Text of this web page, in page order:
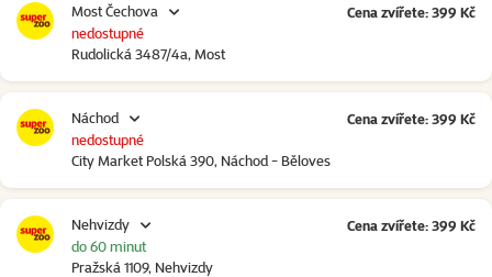
Most Čechova
Rudolická 3487/4a, Most
nedostupné
Cena zvířete: 399 Kč
Náchod
City Market Polská 390, Náchod - Běloves
nedostupné
Cena zvířete: 399 Kč
Nehvizdy
Pražská 1109, Nehvizdy
do 60 minut
Cena zvířete: 399 Kč